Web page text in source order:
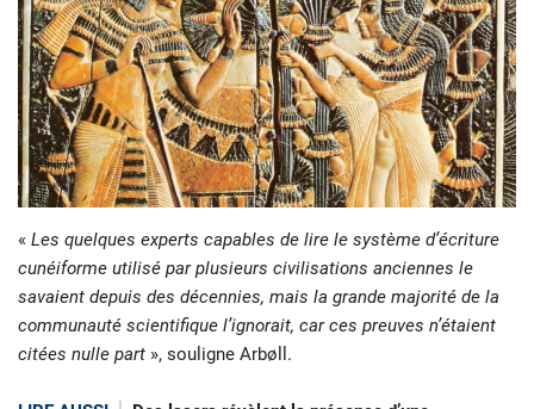
« Les quelques experts capables de lire le système d’écriture
cunéiforme utilisé par plusieurs civilisations anciennes le
savaient depuis des décennies, mais la grande majorité de la
communauté scientifique l’ignorait, car ces preuves n’étaient
citées nulle part », souligne Arbøll.